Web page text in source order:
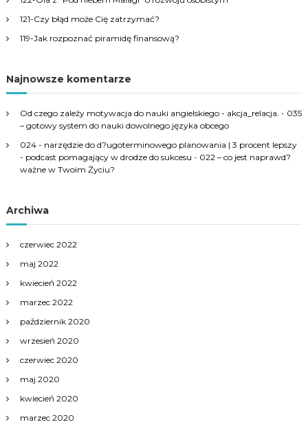
121-Czy błąd może Cię zatrzymać?
119-Jak rozpoznać piramidę finansową?
Najnowsze komentarze
Od czego zależy motywacja do nauki angielskiego - akcja_relacja. - 035
– gotowy system do nauki dowolnego języka obcego
024 - narzędzie do d?ugoterminowego planowania | 3 procent lepszy
- podcast pomagający w drodze do sukcesu - 022 – co jest naprawd?
ważne w Twoim Życiu?
Archiwa
czerwiec 2022
maj 2022
kwiecień 2022
marzec 2022
październik 2020
wrzesień 2020
czerwiec 2020
maj 2020
kwiecień 2020
marzec 2020